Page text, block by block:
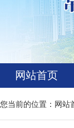
网站首页
您当前的位置： 网站